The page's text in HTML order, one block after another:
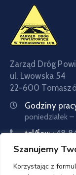
Szanujemy
Korzystając z
Zarząd Dróg
ul. Lwowska 54
22-600
Godziny
poniedziałek
tel/fax:+48
tel:+48 84
Email: